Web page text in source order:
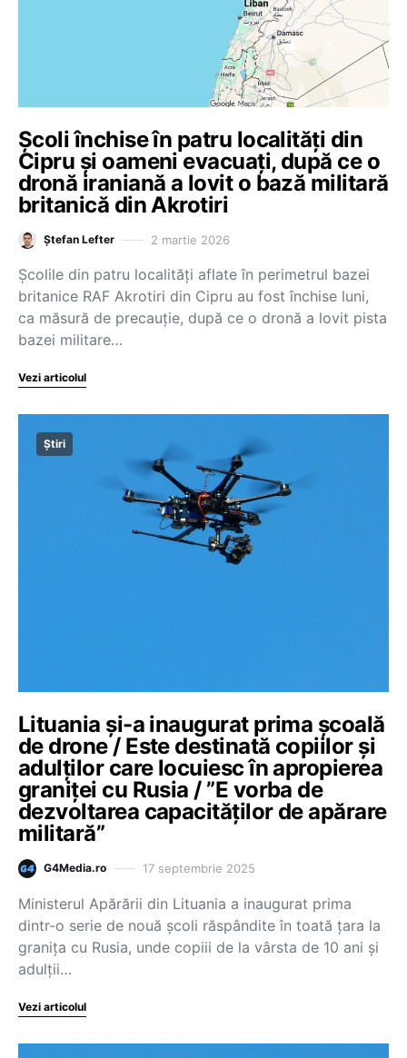
Școli închise în patru localități din
Cipru și oameni evacuați, după ce o
dronă iraniană a lovit o bază militară
britanică din Akrotiri
Ștefan Lefter 2 martie 2026
Școlile din patru localități aflate în perimetrul bazei
britanice RAF Akrotiri din Cipru au fost închise luni,
ca măsură de precauție, după ce o dronă a lovit pista
bazei militare…
Vezi articolul
Știri
Lituania şi-a inaugurat prima şcoală
de drone / Este destinată copiilor şi
adulţilor care locuiesc în apropierea
graniţei cu Rusia / ”E vorba de
dezvoltarea capacităţilor de apărare
militară”
G4Media.ro 17 septembrie 2025
Ministerul Apărării din Lituania a inaugurat prima
dintr-o serie de nouă şcoli răspândite în toată ţara la
graniţa cu Rusia, unde copiii de la vârsta de 10 ani şi
adulţii…
Vezi articolul